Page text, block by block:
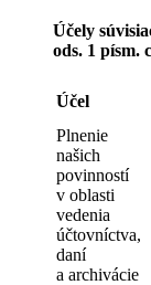
Účely
ods. 1 písm.
Účel
Plnenie
našich
povinností
v oblasti
vedenia
účtovníctva,
daní
a archivácie